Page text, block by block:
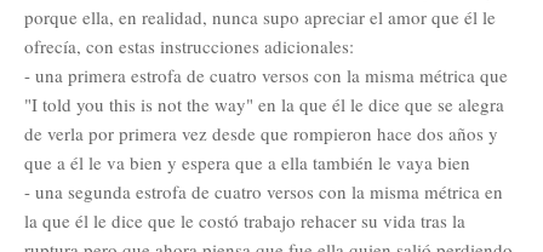
porque ella, en realidad, nunca supo apreciar el amor que él le
ofrecía, con estas instrucciones adicionales:
- una primera estrofa de cuatro versos con la misma métrica que
"I told you this is not the way" en la que él le dice que se alegra
de verla por primera vez desde que rompieron hace dos años y
que a él le va bien y espera que a ella también le vaya bien
- una segunda estrofa de cuatro versos con la misma métrica en
la que él le dice que le costó trabajo rehacer su vida tras la